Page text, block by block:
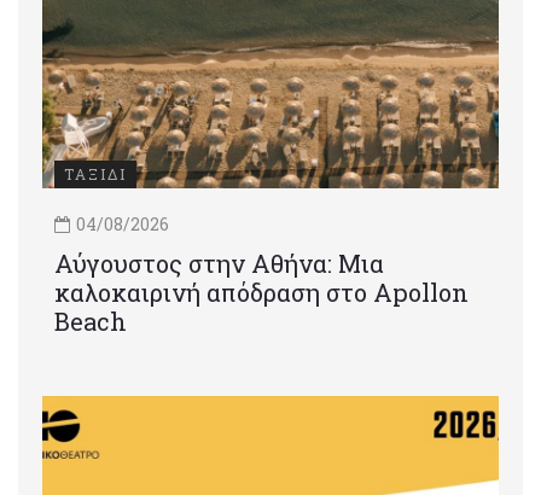
ΤΑΞΙΔΙ
04/08/2026
Αύγουστος στην Αθήνα: Μια
καλοκαιρινή απόδραση στο Apollon
Beach